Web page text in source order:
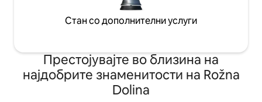
Стан со дополнителни услуги
Престојувајте во близина на
најдобрите знаменитости на Rožna
Dolina